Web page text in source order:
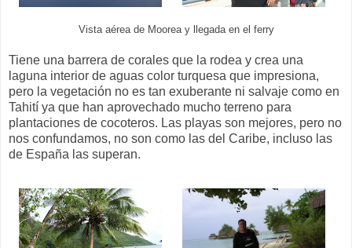
Vista aérea de Moorea y llegada en el ferry
Tiene una barrera de corales que la rodea y crea una
laguna interior de aguas color turquesa que impresiona,
pero la vegetación no es tan exuberante ni salvaje como en
Tahití ya que han aprovechado mucho terreno para
plantaciones de cocoteros. Las playas son mejores, pero no
nos confundamos, no son como las del Caribe, incluso las
de España las superan.